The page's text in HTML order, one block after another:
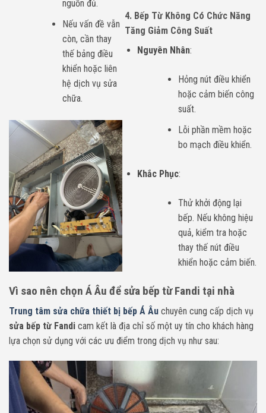
nguồn đủ.
Nếu vấn đề vẫn
còn, cần thay
thế bảng điều
khiển hoặc liên
hệ dịch vụ sửa
chữa.
4. Bếp Từ Không Có Chức Năng
Tăng Giảm Công Suất
Nguyên Nhân:
Hỏng nút điều khiển
hoặc cảm biến công
suất.
Lỗi phần mềm hoặc
bo mạch điều khiển.
Khắc Phục:
Thử khởi động lại
bếp. Nếu không hiệu
quả, kiểm tra hoặc
thay thế nút điều
khiển hoặc cảm biến.
Vì sao nên chọn Á Âu để sửa bếp từ Fandi tại nhà
Trung tâm sửa chữa thiết bị bếp Á Âu chuyên cung cấp dịch vụ
sửa bếp từ Fandi cam kết là địa chỉ số một uy tín cho khách hàng
lựa chọn sử dụng với các ưu điểm trong dịch vụ như sau: